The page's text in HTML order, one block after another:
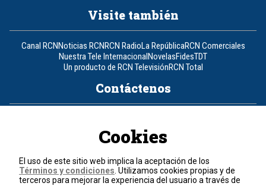
Visite también
Canal RCNNoticias RCNRCN RadioLa RepúblicaRCN Comerciales
Nuestra Tele InternacionalNovelasFidesTDT
Un producto de RCN TelevisiónRCN Total
Contáctenos
Política de cookies
Términos y condiciones
Cookies
El uso de este sitio web implica la aceptación de los
Términos y condiciones . Utilizamos cookies propias y de
terceros para mejorar la experiencia del usuario a través de